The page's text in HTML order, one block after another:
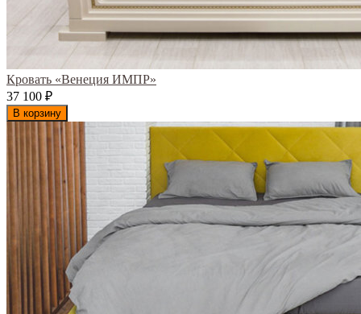
Кровать «Венеция ИМПР»
37 100 ₽
В корзину